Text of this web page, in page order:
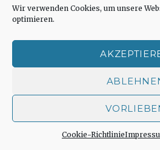
Wir verwenden Cookies, um unsere
optimieren.
Cookie-Richtlinie
Fotoblog von Niklas
frei und gleich – Texte,
Kommentare von
Hanns Dieter Hüsch,
Hartmut Hegeler zu allen
Hexenprozesse
Institut für
Jüdisches Museum
Kirchenfotos von